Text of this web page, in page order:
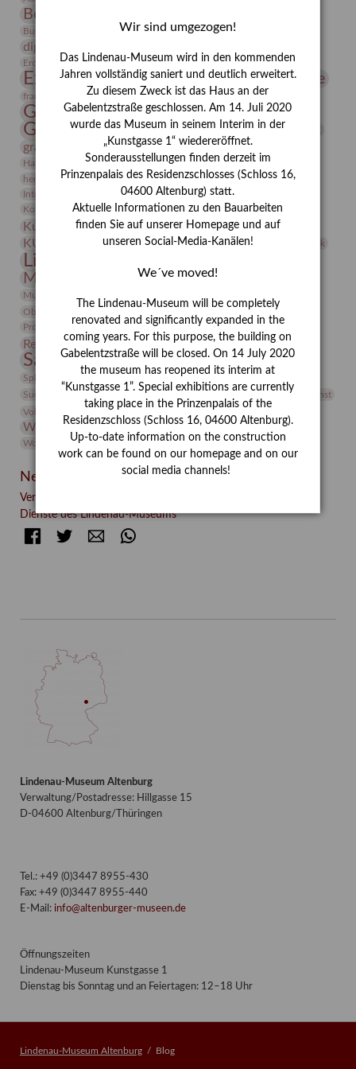
Bernhard August von Lindenau
Burg Posterstein Conrad Felixmüller Depot
digitallabor
Erdmann Julius Dietrich
Erlebnisportal estrusker Exlibris
Expressionismus Festrede Florenz Fotografie
frauen Frauen in der Antike und heute
Gerhard-Altenbourg-Preis
Gerhard Altenbourg
Gerhard Kurt Müller
grafische sammlung griechische Mythologie
Hanns-Conon von der Gabelentz Heinrich Kirchhoff Heldinnen
herman de vries Humboldt
Insekten
Integriertes Schädlingsmanagement
Italien Jahresempfang
Kolosseum
Kooperationsausstellung Korkmodelle Kunst
Kunstmuseum Kunstvermittlung Kunst von Kühl
KUNSTWAND Kurs Künstler Künstlerin Lehmbruck
Lindenau-Museum
Museumsgeschichte Museumsnacht
Museumspädagogik Natur
Objekt im Fokus
Phelloplastik
Pohlhof
Provenienz
Provenienzforschung
Restaurierung Rudi Lesser Ruth Wolf-Rehfeld
Sammlung Samstagszeichner Skulptur
Sonderausstellung
Sphinx
studio Studio Bildende Kunst
Suermondt-Ludwig-Museum
Vermittlung
Videokunst
Volontariat
Walter Rheiner Werefkin
Werkbetrachtung Winter Wissenschaft
Wolf and Dog
Wolf und Hund
Zirkuswoche
Neueste Beiträge
Verschenkt, verkauft, vergessen? – Kunstdetektivinnen im
Dienste des Lindenau-Museums
FacebookTwitter E-mail
Lindenau-Museum Altenburg
Verwaltung/Postadresse: Hillgasse 15
D-04600 Altenburg/Thüringen
Tel.: +49 (0)3447 8955-430
Fax: +49 (0)3447 8955-440
E-Mail: info@altenburger-museen.de
Öffnungszeiten
Lindenau-Museum Kunstgasse 1
Dienstag bis Sonntag und an Feiertagen: 12–18 Uhr
Lindenau-Museum Altenburg Blog
Wir sind umgezogen!
Das Lindenau-Museum wird in den kommenden
Jahren vollständig saniert und deutlich erweitert.
Zu diesem Zweck ist das Haus an der
Gabelentzstraße geschlossen. Am 14. Juli 2020
wurde das Museum in seinem Interim in der
„Kunstgasse 1“ wiedereröffnet.
Sonderausstellungen finden derzeit im
Prinzenpalais des Residenzschlosses (Schloss 16,
04600 Altenburg) statt.
Aktuelle Informationen zu den Bauarbeiten
finden Sie auf unserer Homepage und auf
unseren Social-Media-Kanälen!
We´ve moved!
The Lindenau-Museum will be completely
renovated and significantly expanded in the
coming years. For this purpose, the building on
Gabelentzstraße will be closed. On 14 July 2020
the museum has reopened its interim at
“Kunstgasse 1”. Special exhibitions are currently
taking place in the Prinzenpalais of the
Residenzschloss (Schloss 16, 04600 Altenburg).
Up-to-date information on the construction
work can be found on our homepage and on our
social media channels!